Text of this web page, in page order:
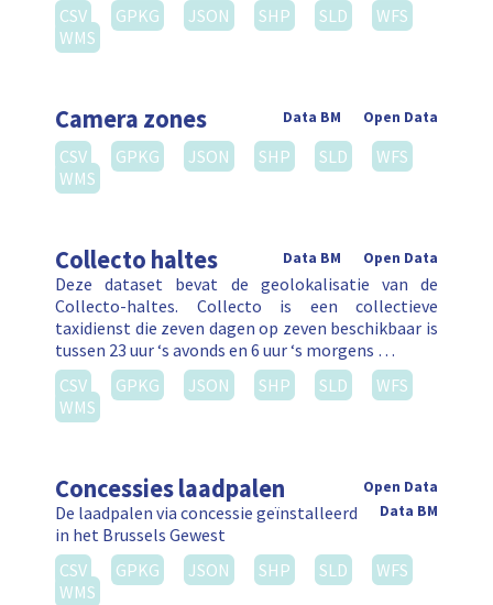
CSV
GPKG JSON SHP SLD
WFS
WMS
Camera zones Open Data
Data BM
CSV GPKG JSON SHP SLD
WFS
WMS
Collecto haltes Open Data
Data BM
Deze dataset bevat de geolokalisatie van de
Collecto-haltes. Collecto is een collectieve
taxidienst die zeven dagen op zeven beschikbaar is
tussen 23 uur ‘s avonds en 6 uur ‘s morgens …
CSV
GPKG JSON SHP SLD
WFS
WMS
Concessies laadpalen
Open Data
Data BM
De laadpalen via concessie geïnstalleerd
in het Brussels Gewest
CSV
GPKG JSON SHP SLD
WFS
WMS